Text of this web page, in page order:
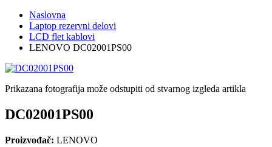
Naslovna
Laptop rezervni delovi
LCD flet kablovi
LENOVO DC02001PS00
Prikazana fotografija može odstupiti od stvarnog izgleda artikla
DC02001PS00
Proizvođač: LENOVO